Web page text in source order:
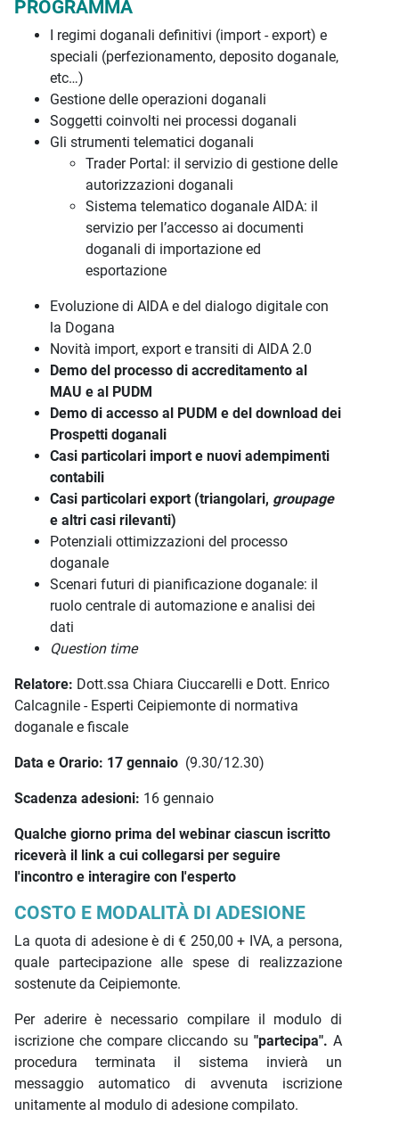
PROGRAMMA
I regimi doganali definitivi (import - export) e
speciali (perfezionamento, deposito doganale,
etc…)
Gestione delle operazioni doganali
Soggetti coinvolti nei processi doganali
Gli strumenti telematici doganali
Trader Portal: il servizio di gestione delle
autorizzazioni doganali
Sistema telematico doganale AIDA: il
servizio per l’accesso ai documenti
doganali di importazione ed
esportazione
Evoluzione di AIDA e del dialogo digitale con
la Dogana
Novità import, export e transiti di AIDA 2.0
Demo del processo di accreditamento al
MAU e al PUDM
Demo di accesso al PUDM e del download dei
Prospetti doganali
Casi particolari import e nuovi adempimenti
contabili
Casi particolari export (triangolari, groupage
e altri casi rilevanti)
Potenziali ottimizzazioni del processo
doganale
Scenari futuri di pianificazione doganale: il
ruolo centrale di automazione e analisi dei
dati
Question time
Relatore: Dott.ssa Chiara Ciuccarelli e Dott. Enrico
Calcagnile - Esperti Ceipiemonte di normativa
doganale e fiscale
Data e Orario: 17 gennaio (9.30/12.30)
Scadenza adesioni: 16 gennaio
Qualche giorno prima del webinar ciascun iscritto
riceverà il link a cui collegarsi per seguire
l'incontro e interagire con l'esperto
COSTO E MODALITÀ DI ADESIONE
La quota di adesione è di € 250,00 + IVA, a persona,
quale partecipazione alle spese di realizzazione
sostenute da Ceipiemonte.
Per aderire è necessario compilare il modulo di
iscrizione che compare cliccando su "partecipa". A
procedura terminata il sistema invierà un
messaggio automatico di avvenuta iscrizione
unitamente al modulo di adesione compilato.